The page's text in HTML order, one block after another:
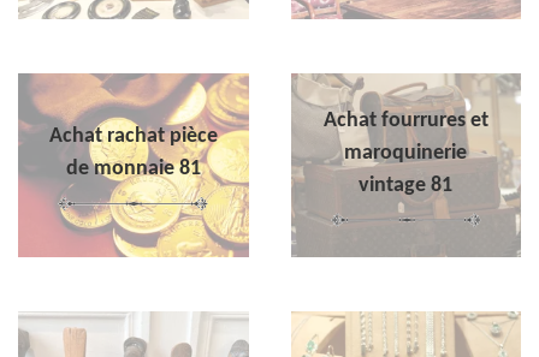
Achat rachat pièce
de monnaie 81
Achat fourrures et
maroquinerie
vintage 81